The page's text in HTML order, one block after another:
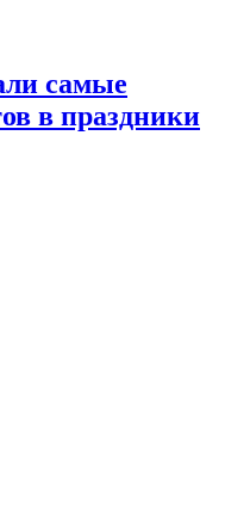
самые
в праздники